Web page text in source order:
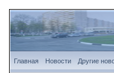
Главная Новости Другие